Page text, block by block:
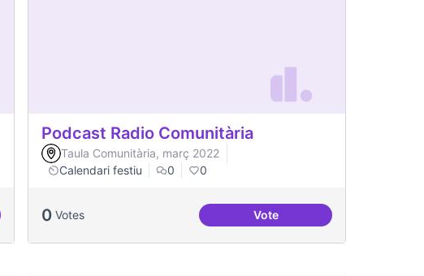
AREP
Podcast Radio Comunitària
Taula Comunitària, març 2022
Calendari festiu
0 0
0 Votes VotePodcast Radio Comunitària